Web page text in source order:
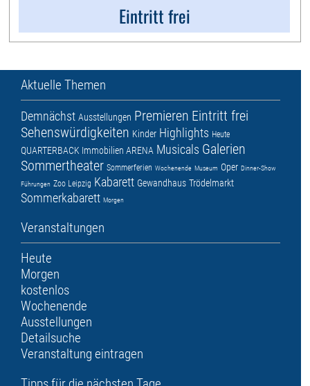
Eintritt frei
Aktuelle Themen
Demnächst Ausstellungen Premieren Eintritt frei
Sehenswürdigkeiten Kinder Highlights Heute
QUARTERBACK Immobilien ARENA Musicals Galerien
Sommertheater Sommerferien Wochenende Museum Oper Dinner-Show
Führungen Zoo Leipzig Kabarett Gewandhaus Trödelmarkt
Sommerkabarett Morgen
Veranstaltungen
Heute
Morgen
kostenlos
Wochenende
Ausstellungen
Detailsuche
Veranstaltung eintragen